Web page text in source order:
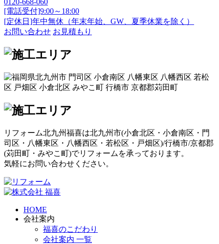
0120-668-060
[電話受付]9:00～18:00
[定休日]年中無休（年末年始、GW、夏季休業を除く）
お問い合わせ お見積もり
リフォーム北九州福喜は北九州市(小倉北区 ・ 小倉南区 ・ 門
司区 ・ 八幡東区 ・ 八幡西区 ・ 若松区 ・ 戸畑区)/行橋市/京都郡
(苅田町 ・ みやこ町)でリフォームを承っております。
気軽にお問い合わせください。
HOME
会社案内
福喜のこだわり
会社案内 一覧